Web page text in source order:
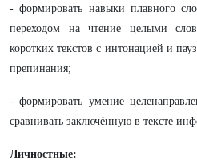
- формировать навыки плавного
переходом на чтение целыми
коротких текстов с интонацией и
препинания;
- формировать умение
сравнивать заключённую в тексте
Личностные: